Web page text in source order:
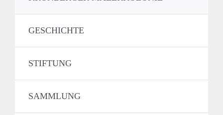
GESCHICHTE
STIFTUNG
SAMMLUNG